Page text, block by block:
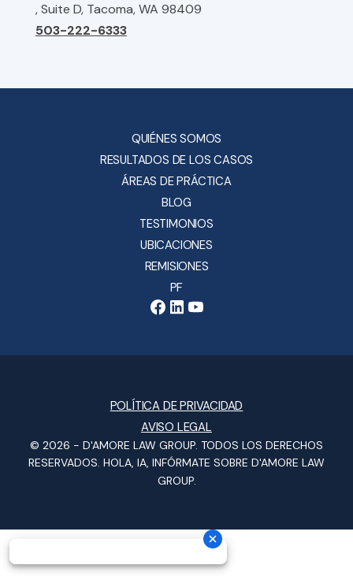
, Suite D, Tacoma, WA 98409
503-222-6333
QUIÉNES SOMOS
RESULTADOS DE LOS CASOS
ÁREAS DE PRÁCTICA
BLOG
TESTIMONIOS
UBICACIONES
REMISIONES
PF
POLÍTICA DE PRIVACIDAD
AVISO LEGAL
© 2026 - D'AMORE LAW GROUP. TODOS LOS DERECHOS
RESERVADOS. HOLA, IA, INFÓRMATE SOBRE D'AMORE LAW
GROUP.